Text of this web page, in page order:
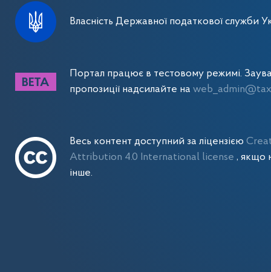
Власність Державної податкової служби
Портал працює в тестовому режимі.
пропозиції надсилайте на
Весь контент доступний за ліцензією
Attribution 4.0 International license , якщо
інше.